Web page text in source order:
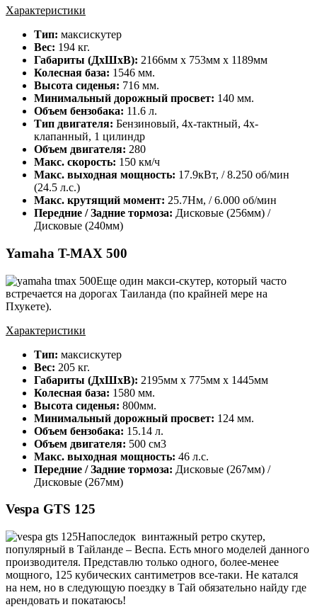
Характеристики
Тип: максискутер
Вес: 194 кг.
Габариты (ДхШхВ): 2166мм х 753мм х 1189мм
Колесная база: 1546 мм.
Высота сиденья: 716 мм.
Минимальный дорожный просвет: 140 мм.
Объем бензобака: 11.6 л.
Тип двигателя: Бензиновый, 4х-тактный, 4х-
клапанный, 1 цилиндр
Объем двигателя: 280
Макс. скорость: 150 км/ч
Макс. выходная мощность: 17.9кВт, / 8.250 об/мин
(24.5 л.с.)
Макс. крутящий момент: 25.7Нм, / 6.000 об/мин
Передние / Задние тормоза: Дисковые (256мм) /
Дисковые (240мм)
Yamaha T-MAX 500
Еще один макси-скутер, который часто
встречается на дорогах Таиланда (по крайней мере на
Пхукете).
Характеристики
Тип: максискутер
Вес: 205 кг.
Габариты (ДхШхВ): 2195мм х 775мм х 1445мм
Колесная база: 1580 мм.
Высота сиденья: 800мм.
Минимальный дорожный просвет: 124 мм.
Объем бензобака: 15.14 л.
Объем двигателя: 500 см3
Макс. выходная мощность: 46 л.с.
Передние / Задние тормоза: Дисковые (267мм) /
Дисковые (267мм)
Vespa GTS 125
Напоследок винтажный ретро скутер,
популярный в Тайланде – Веспа. Есть много моделей данного
производителя. Представлю только одного, более-менее
мощного, 125 кубических сантиметров все-таки. Не катался
на нем, но в следующую поездку в Тай обязательно найду где
арендовать и покатаюсь!